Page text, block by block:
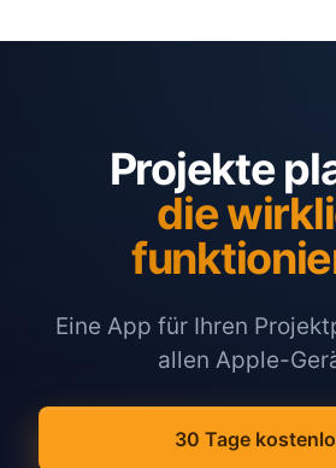
Projekte
die
Eine App für Ihren
allen Apple-
30 Tage